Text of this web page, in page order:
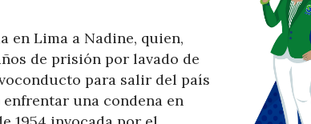
en Lima a Nadine, quien,
de prisión por lavado de
para salir del país
una condena en